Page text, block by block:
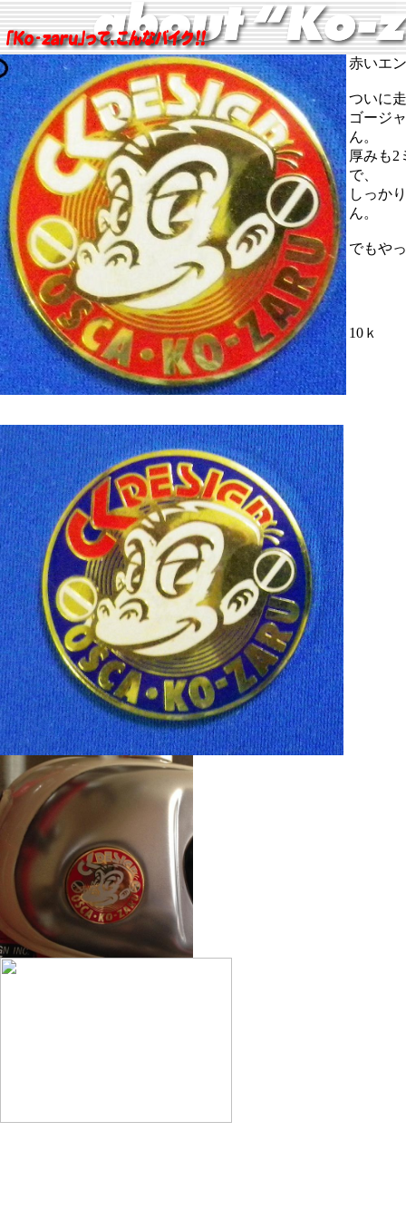
赤いエ
ついに
ゴージ
ん。
厚みも2
で、
しっか
ん。
でもや
10ｋ